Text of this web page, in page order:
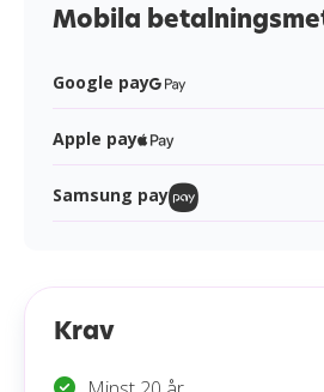
Mobila
Google pay
Apple pay
Samsung pay
Krav